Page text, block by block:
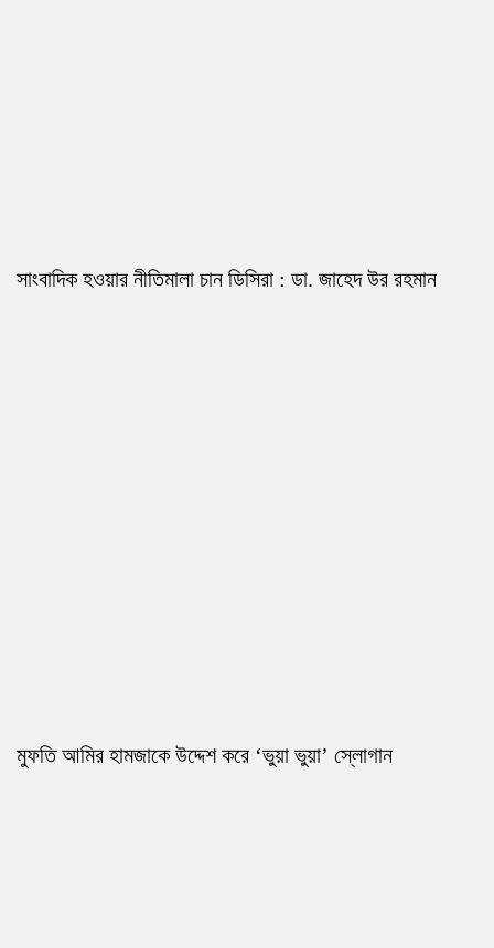
সাংবাদিক হওয়ার নীতিমালা চান ডিসিরা : ডা. জাহেদ উর রহমান
মুফতি আমির হামজাকে উদ্দেশ করে ‘ভুয়া ভুয়া’ স্লোগান